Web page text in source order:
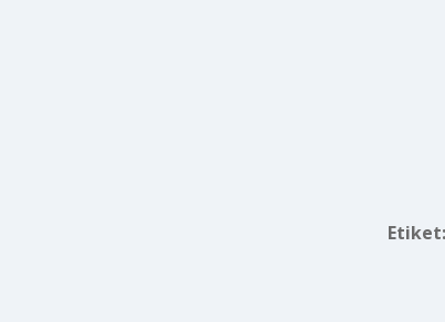
Etiket: